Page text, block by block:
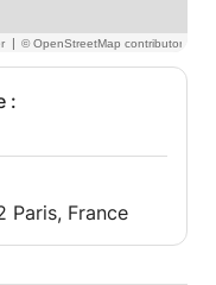
|
:
Paris, France